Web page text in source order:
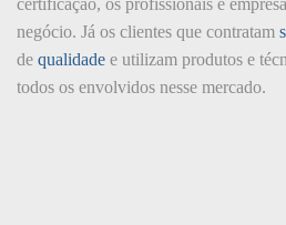
certificação, os profissionais e
negócio. Já os clientes que contratam
de qualidade e utilizam produtos e
todos os envolvidos nesse mercado.